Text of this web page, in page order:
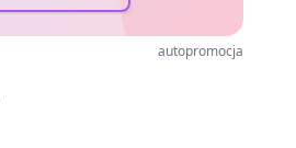
autopromocja